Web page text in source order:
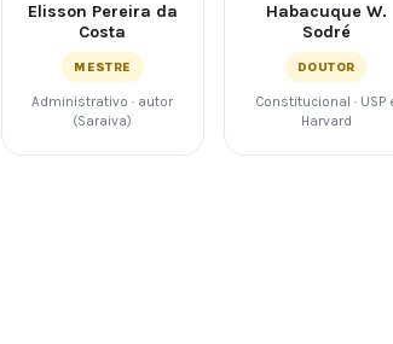
Elisson Pereira da
Costa
MESTRE
Administrativo · autor
(Saraiva)
Habacuque W.
Sodré
DOUTOR
Constitucional · USP
Harvard